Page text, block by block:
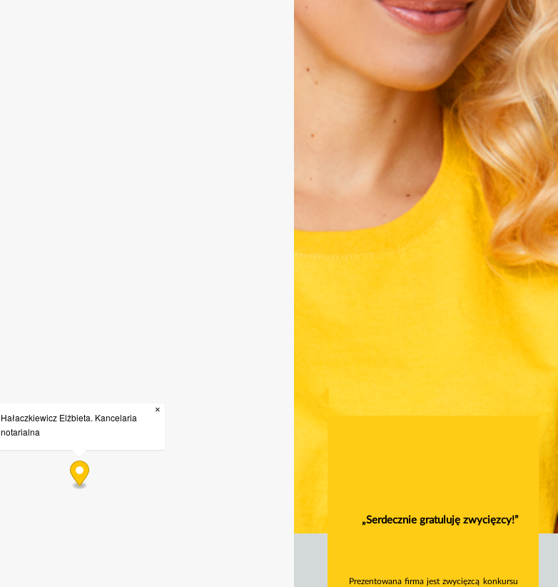
Hałaczkiewicz Elżbieta. Kancelaria
notarialna
×
„Serdecznie gratuluję zwycięzcy!”
Prezentowana firma jest zwycięzcą konkursu